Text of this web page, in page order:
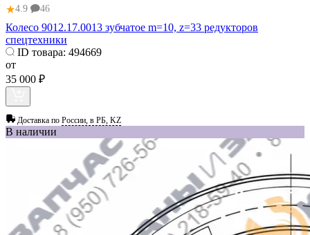
★4.9 46
Колесо 9012.17.0013 зубчатое m=10, z=33 редукторов
спецтехники
ID товара: 494669
от
35 000 ₽
Доставка по России, в РБ, KZ
В наличии